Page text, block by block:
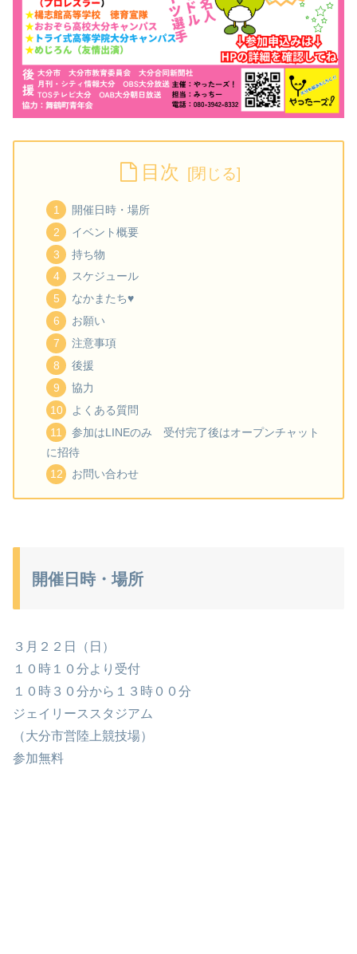
目次
開催日時・場所
イベント概要
持ち物
スケジュール
なかまたち♥
お願い
注意事項
後援
協力
よくある質問
参加はLINEのみ 受付完了後はオープンチャット
に招待
お問い合わせ
開催日時・場所
３月２２日（日）
１０時１０分より受付
１０時３０分から１３時００分
ジェイリーススタジアム
（大分市営陸上競技場）
参加無料